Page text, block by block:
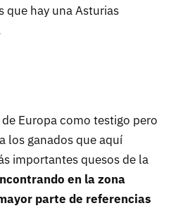
que hay una Asturias
Europa como testigo pero
los ganados que aquí
importantes quesos de la
en la zona
parte de referencias